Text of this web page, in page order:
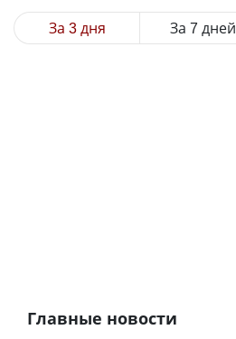
За 3 дня За 7 дней
Главные новости